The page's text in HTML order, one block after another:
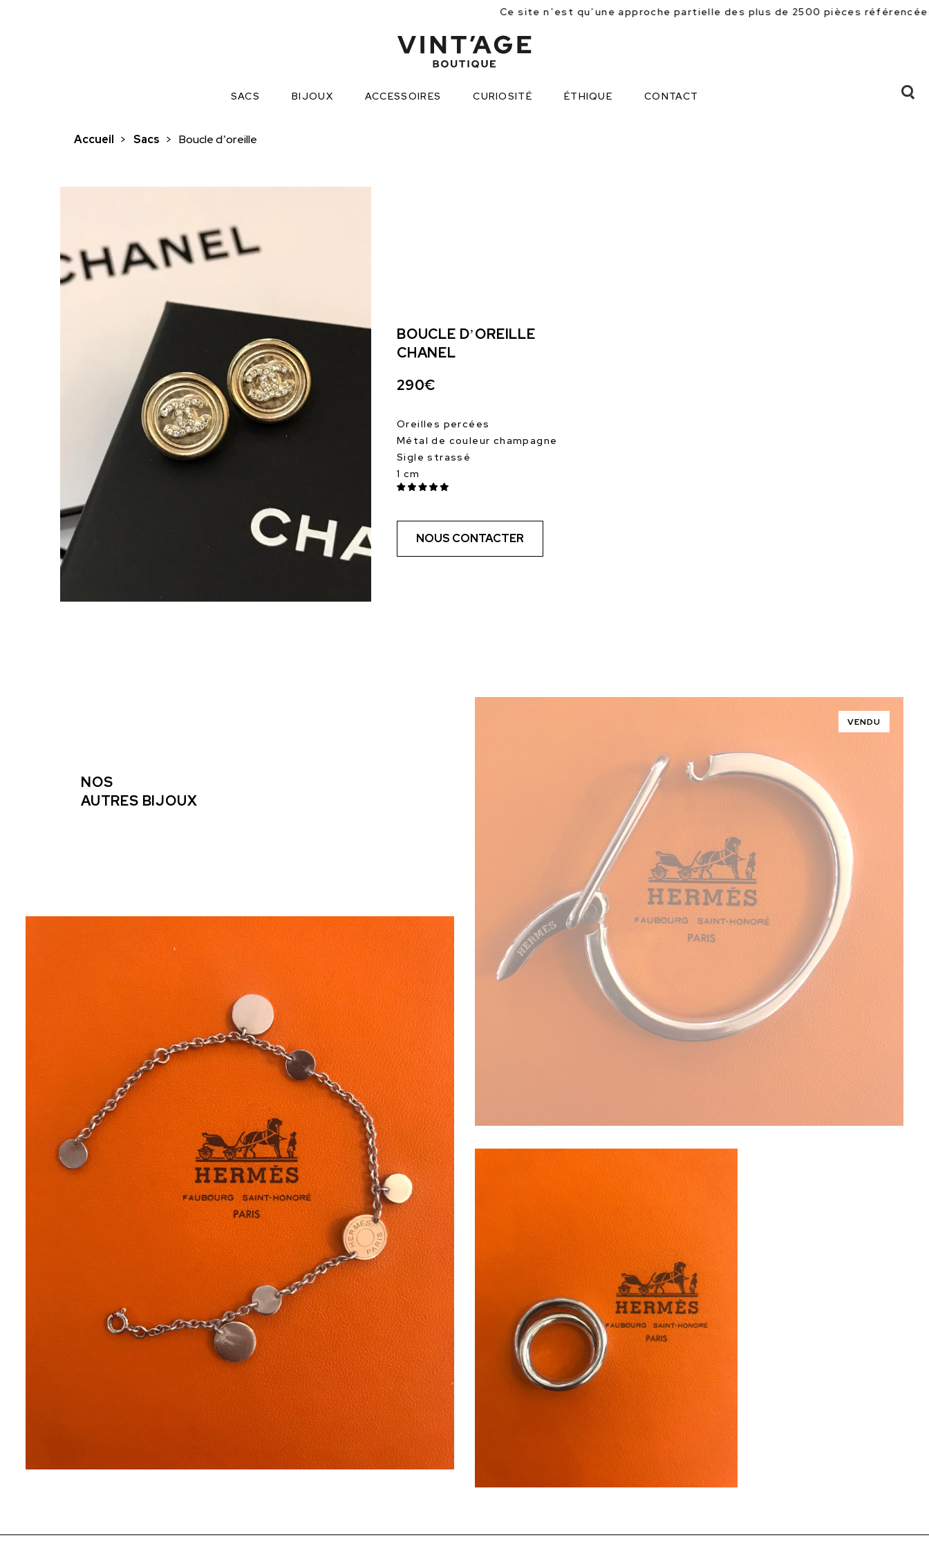
Ce site n’est qu’une approche partielle des plus de 2500 pièces référencées en magasin.
SACS BIJOUX ACCESSOIRES CURIOSITÉ ÉTHIQUE CONTACT
Accueil > Sacs > Boucle d’oreille
BOUCLE D’OREILLE
CHANEL
290€
Oreilles percées
Métal de couleur champagne
Sigle strassé
1 cm
NOUS CONTACTER
NOS
AUTRES BIJOUX
VENDU